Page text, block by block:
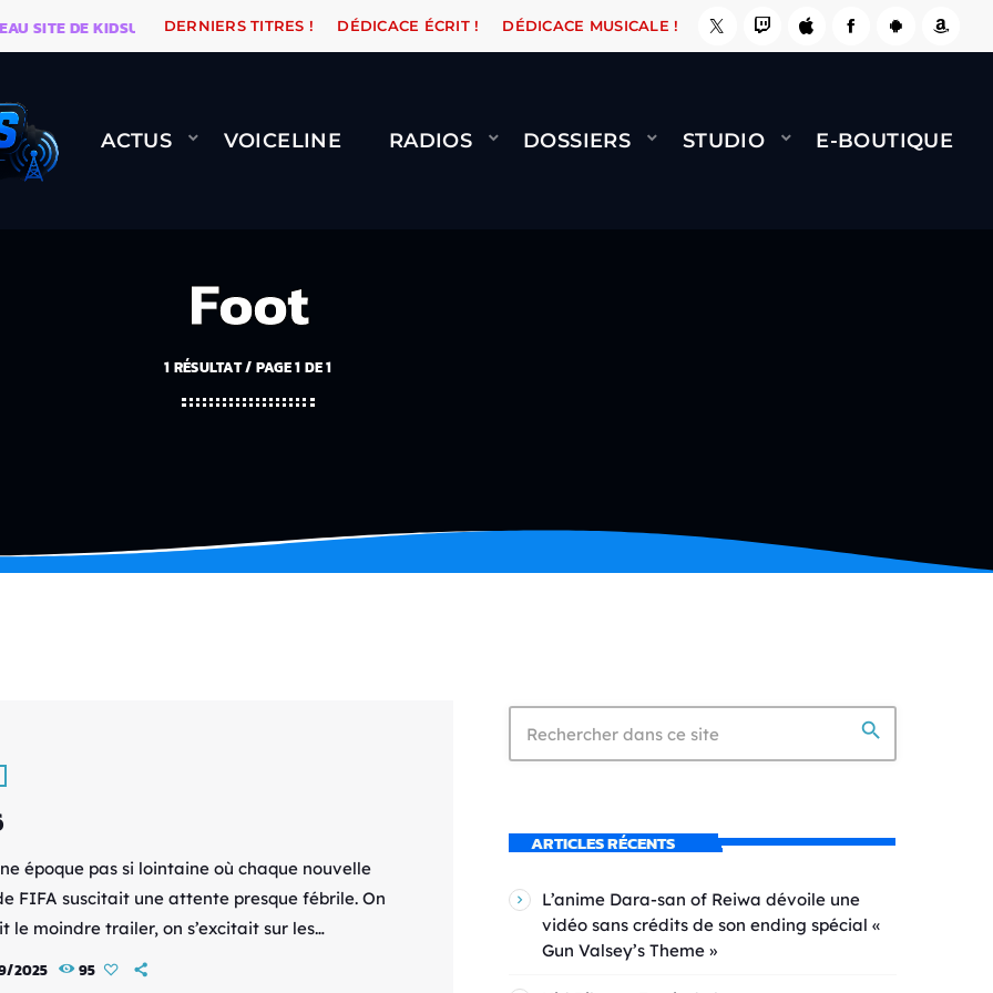
DE KIDSUNE WARÉTRO ORANGE ROAD QUI PASSE, ÇA LE FAIT ! NAMI BERNARD MINET -
DERNIERS TITRES ! DÉDICACE ÉCRIT ! DÉDICACE MUSICALE !
ACTUS VOICELINE RADIOS DOSSIERS STUDIO E-BOUTIQUE
Foot
1 RÉSULTAT / PAGE 1 DE 1
époque pas si lointaine où chaque nouvelle
FIFA suscitait une attente presque fébrile. On
le moindre trailer, on s’excitait sur les
annoncées, et chaque septembre sonnait
2025 95
search
ARTICLES RÉCENTS
L’anime Dara-san of Reiwa dévoile une
vidéo sans crédits de son ending spécial «
Gun Valsey’s Theme »